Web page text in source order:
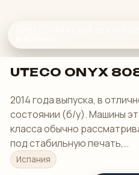
UTECO ONYX
2014 года выпуска, в
состоянии (б/у). Машины
класса обычно
под стабильную печать,
понятную приладку и
загрузку в смене.
Испания